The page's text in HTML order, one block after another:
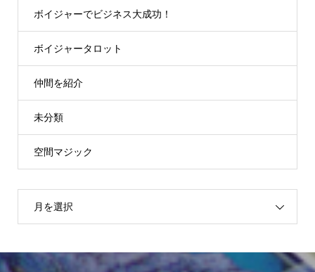
ボイジャーでビジネス大成功！
ボイジャータロット
仲間を紹介
未分類
空間マジック
月を選択